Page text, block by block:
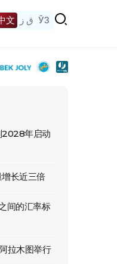
文 ق ز ЎЗ
2028年启动
长近三倍
间的汇率标
拉木图举行